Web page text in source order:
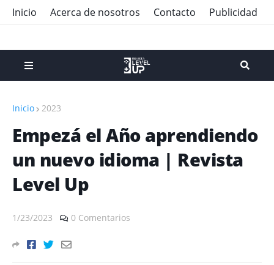
Inicio Acerca de nosotros Contacto Publicidad
Inicio 2023
Empezá el Año aprendiendo
un nuevo idioma | Revista
Level Up
1/23/2023 0 Comentarios